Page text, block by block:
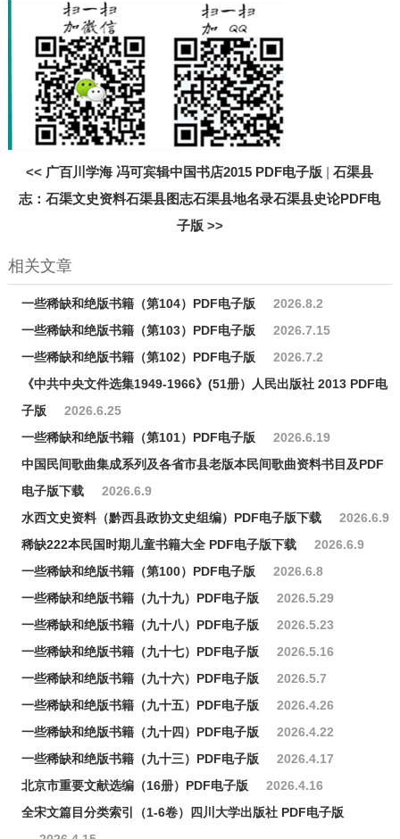
<< 广百川学海 冯可宾辑中国书店2015 PDF电子版 |石渠县
志：石渠文史资料石渠县图志石渠县地名录石渠县史论PDF电
子版 >>
相关文章
一些稀缺和绝版书籍（第104）PDF电子版
2026.8.2
一些稀缺和绝版书籍（第103）PDF电子版
2026.7.15
一些稀缺和绝版书籍（第102）PDF电子版
2026.7.2
《中共中央文件选集1949-1966》(51册）人民出版社 2013 PDF电
子版
2026.6.25
一些稀缺和绝版书籍（第101）PDF电子版
2026.6.19
中国民间歌曲集成系列及各省市县老版本民间歌曲资料书目及PDF
电子版下载
2026.6.9
水西文史资料（黔西县政协文史组编）PDF电子版下载
2026.6.9
稀缺222本民国时期儿童书籍大全 PDF电子版下载
2026.6.9
一些稀缺和绝版书籍（第100）PDF电子版
2026.6.8
一些稀缺和绝版书籍（九十九）PDF电子版
2026.5.29
一些稀缺和绝版书籍（九十八）PDF电子版
2026.5.23
一些稀缺和绝版书籍（九十七）PDF电子版
2026.5.16
一些稀缺和绝版书籍（九十六）PDF电子版
2026.5.7
一些稀缺和绝版书籍（九十五）PDF电子版
2026.4.26
一些稀缺和绝版书籍（九十四）PDF电子版
2026.4.22
一些稀缺和绝版书籍（九十三）PDF电子版
2026.4.17
北京市重要文献选编（16册）PDF电子版
2026.4.16
全宋文篇目分类索引（1-6卷）四川大学出版社 PDF电子版